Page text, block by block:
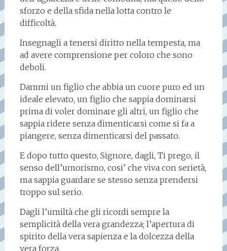
sforzo e della sfida nella lotta contro le
difficoltà.
Insegnagli a tenersi diritto nella tempesta, ma
ad avere comprensione per coloro che sono
deboli.
Dammi un figlio che abbia un cuore puro ed un
ideale elevato, un figlio che sappia dominarsi
prima di voler dominare gli altri, un figlio che
sappia ridere senza dimenticarsi come si fa a
piangere, senza dimenticarsi del passato.
E dopo tutto questo, Signore, dagli, Ti prego, il
senso dell’umorismo, cosi’ che viva con serietà,
ma sappia guardare se stesso senza prendersi
troppo sul serio.
Dagli l’umiltà che gli ricordi sempre la
semplicità della vera grandezza; l’apertura di
spirito della vera sapienza e la dolcezza della
vera forza.